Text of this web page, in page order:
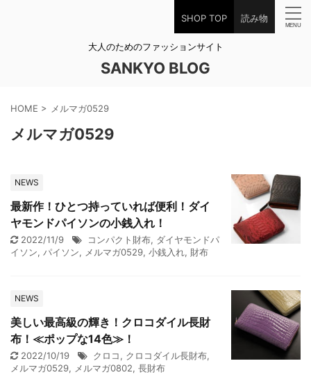
SHOP TOP 読み物
大人のためのファッションサイト
SANKYO BLOG
HOME > メルマガ0529
メルマガ0529
NEWS
最新作！ひとつ持っていれば便利！ダイ
ヤモンドパイソンの小銭入れ！
2022/11/9 コンパクト財布, ダイヤモンドパ
イソン, パイソン, メルマガ0529, 小銭入れ, 財布
NEWS
美しい最高級の輝き！クロコダイル長財
布！≪ポップな14色≫！
2022/10/19 クロコ, クロコダイル長財布,
メルマガ0529, メルマガ0802, 長財布